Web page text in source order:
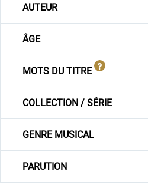
AUTEUR
ÂGE
MOTS DU TITRE
COLLECTION / SÉRIE
GENRE MUSICAL
PARUTION